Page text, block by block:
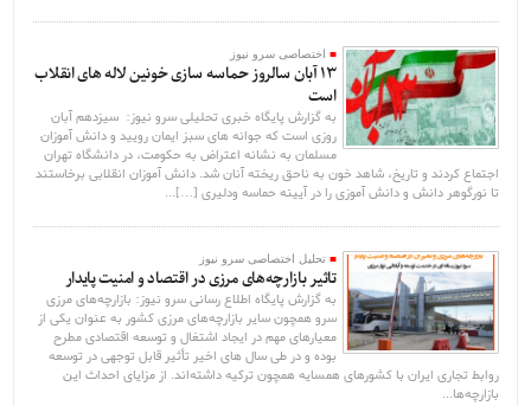
اختصاصی سرو نیوز
۱۳ آبان سالروز حماسه سازی خونین لاله های انقلاب
است
به گزارش پایگاه خبری تحلیلی سرو نیوز: سیزدهم آبان
روزی است که جوانه های سبز ایمان رویید و دانش آموزان
مسلمان به نشانه اعتراض به حکومت، در دانشگاه تهران
اجتماع کردند و تاریخ، شاهد خون به ناحق ریخته آنان شد. دانش آموزان انقلابی برخاستند
تا نورگوهر دانش و دانش آموزی را در آیینه حماسه ودلیری […]...
تحلیل اختصاصی سرو نیوز
تاثیر بازارچه‌های مرزی در اقتصاد و امنیت پایدار
به گزارش پایگاه اطلاع رسانی سرو نیوز: بازارچه‌های مرزی
سرو همچون ‌سایر بازارچه‌های مرزی کشور به عنوان یکی از
معیارهای مهم در ایجاد اشتغال و توسعه اقتصادی مطرح
بوده و در طی سال های اخیر تأثیر قابل توجهی در توسعه
روابط تجاری ایران با کشورهای همسایه همچون ترکیه داشته‌اند. از مزایای احداث این
بازارچه‌ها...